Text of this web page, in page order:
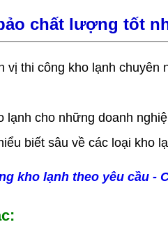
chất lượng tốt
thi công kho lạnh chuyên
cho những doanh
biết sâu về các loại kho
kho lạnh theo yêu cầu -